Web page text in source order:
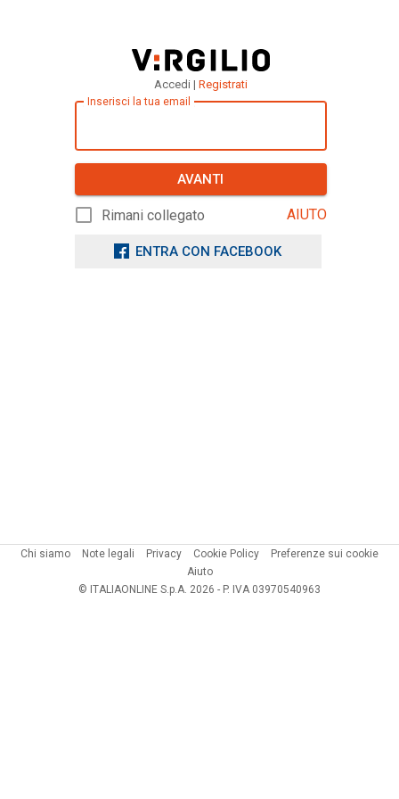
Accedi | Registrati
Inserisci la tua email
AVANTI
Rimani collegato AIUTO
ENTRA CON FACEBOOK
Chi siamo Note legali Privacy Cookie Policy
Preferenze sui cookie
Aiuto
© ITALIAONLINE S.p.A. 2026 - P. IVA 03970540963